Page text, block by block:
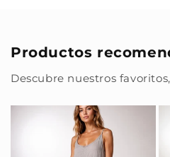
Productos
Descubre nuestros